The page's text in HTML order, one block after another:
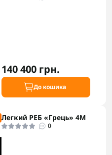
140 400 грн.
До кошика
Легкий РЕБ «Грець» 4М
0